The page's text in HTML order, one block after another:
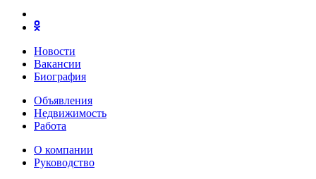
Новости
Вакансии
Биография
Объявления
Недвижимость
Работа
О компании
Руководство